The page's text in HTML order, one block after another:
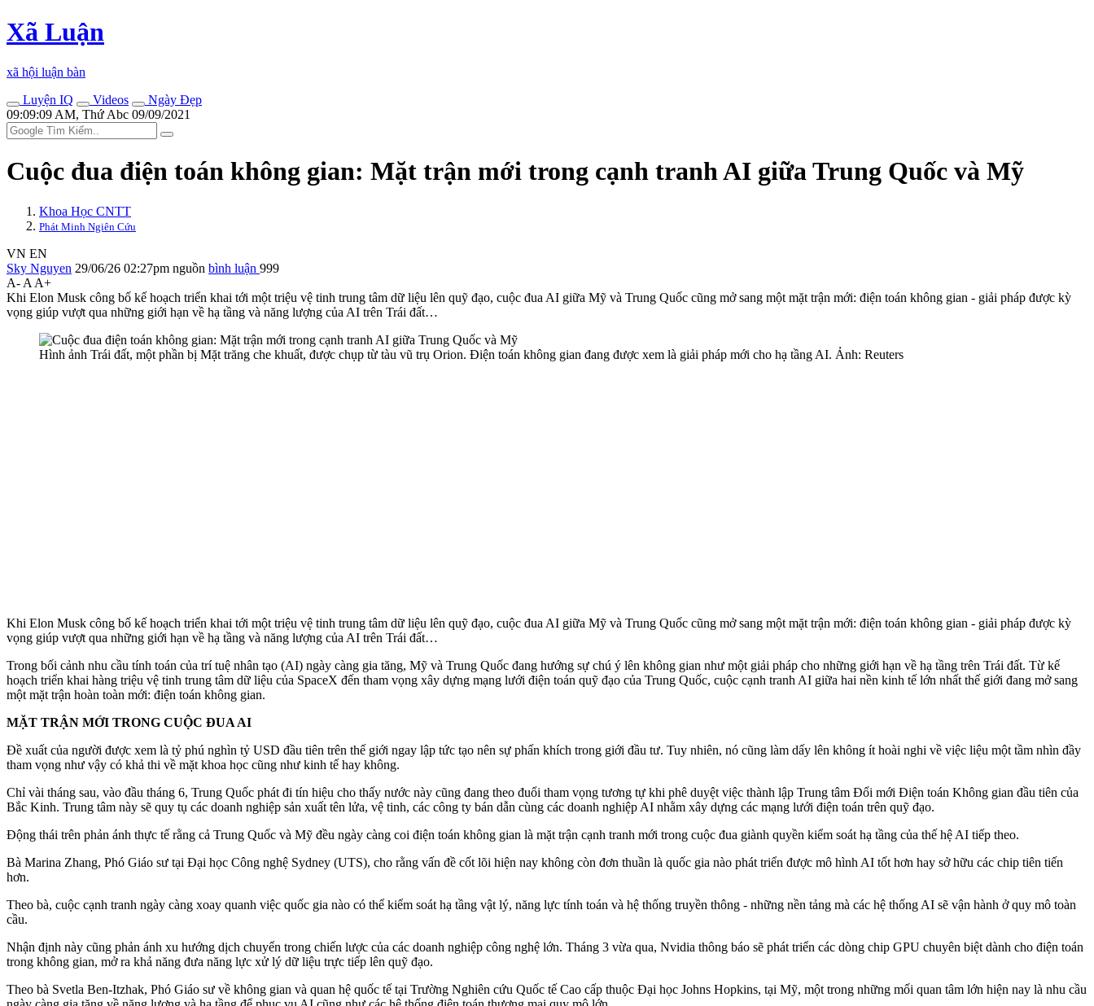
Xã Luận
xã hội luận bàn
Luyện IQ
Videos
Ngày Đẹp
09:09:09 AM, Thứ Abc 09/09/2021
Cuộc đua điện toán không gian: Mặt trận mới trong cạnh tranh AI giữa Trung Quốc và Mỹ
Khoa Học CNTT
Phát Minh Ngiên Cứu
VN EN
Sky Nguyen 29/06/26 02:27pm nguồn bình luận 999
A- A A+
Khi Elon Musk công bố kế hoạch triển khai tới một triệu vệ tinh trung tâm dữ liệu lên quỹ đạo, cuộc đua AI giữa Mỹ và Trung Quốc cũng mở sang một mặt trận mới: điện toán không gian - giải pháp được kỳ
vọng giúp vượt qua những giới hạn về hạ tầng và năng lượng của AI trên Trái đất…
Hình ảnh Trái đất, một phần bị Mặt trăng che khuất, được chụp từ tàu vũ trụ Orion. Điện toán không gian đang được xem là giải pháp mới cho hạ tầng AI. Ảnh: Reuters
Khi Elon Musk công bố kế hoạch triển khai tới một triệu vệ tinh trung tâm dữ liệu lên quỹ đạo, cuộc đua AI giữa Mỹ và Trung Quốc cũng mở sang một mặt trận mới: điện toán không gian - giải pháp được kỳ
vọng giúp vượt qua những giới hạn về hạ tầng và năng lượng của AI trên Trái đất…
Trong bối cảnh nhu cầu tính toán của trí tuệ nhân tạo (AI) ngày càng gia tăng, Mỹ và Trung Quốc đang hướng sự chú ý lên không gian như một giải pháp cho những giới hạn về hạ tầng trên Trái đất. Từ kế
hoạch triển khai hàng triệu vệ tinh trung tâm dữ liệu của SpaceX đến tham vọng xây dựng mạng lưới điện toán quỹ đạo của Trung Quốc, cuộc cạnh tranh AI giữa hai nền kinh tế lớn nhất thế giới đang mở sang
một mặt trận hoàn toàn mới: điện toán không gian.
MẶT TRẬN MỚI TRONG CUỘC ĐUA AI
Đề xuất của người được xem là tỷ phú nghìn tỷ USD đầu tiên trên thế giới ngay lập tức tạo nên sự phấn khích trong giới đầu tư. Tuy nhiên, nó cũng làm dấy lên không ít hoài nghi về việc liệu một tầm nhìn đầy
tham vọng như vậy có khả thi về mặt khoa học cũng như kinh tế hay không.
Chỉ vài tháng sau, vào đầu tháng 6, Trung Quốc phát đi tín hiệu cho thấy nước này cũng đang theo đuổi tham vọng tương tự khi phê duyệt việc thành lập Trung tâm Đổi mới Điện toán Không gian đầu tiên của
Bắc Kinh. Trung tâm này sẽ quy tụ các doanh nghiệp sản xuất tên lửa, vệ tinh, các công ty bán dẫn cùng các doanh nghiệp AI nhằm xây dựng các mạng lưới điện toán trên quỹ đạo.
Động thái trên phản ánh thực tế rằng cả Trung Quốc và Mỹ đều ngày càng coi điện toán không gian là mặt trận cạnh tranh mới trong cuộc đua giành quyền kiểm soát hạ tầng của thế hệ AI tiếp theo.
Bà Marina Zhang, Phó Giáo sư tại Đại học Công nghệ Sydney (UTS), cho rằng vấn đề cốt lõi hiện nay không còn đơn thuần là quốc gia nào phát triển được mô hình AI tốt hơn hay sở hữu các chip tiên tiến
hơn.
Theo bà, cuộc cạnh tranh ngày càng xoay quanh việc quốc gia nào có thể kiểm soát hạ tầng vật lý, năng lực tính toán và hệ thống truyền thông - những nền tảng mà các hệ thống AI sẽ vận hành ở quy mô toàn
cầu.
Nhận định này cũng phản ánh xu hướng dịch chuyển trong chiến lược của các doanh nghiệp công nghệ lớn. Tháng 3 vừa qua, Nvidia thông báo sẽ phát triển các dòng chip GPU chuyên biệt dành cho điện toán
trong không gian, mở ra khả năng đưa năng lực xử lý dữ liệu trực tiếp lên quỹ đạo.
Theo bà Svetla Ben-Itzhak, Phó Giáo sư về không gian và quan hệ quốc tế tại Trường Nghiên cứu Quốc tế Cao cấp thuộc Đại học Johns Hopkins, tại Mỹ, một trong những mối quan tâm lớn hiện nay là nhu cầu